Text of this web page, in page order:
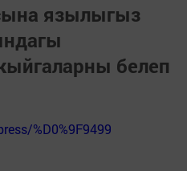
язылыгыз
белеп
%D0%9F9499